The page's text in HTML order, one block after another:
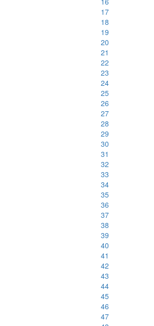
17
18
19
20
21
22
23
24
25
26
27
28
29
30
31
32
33
34
35
36
37
38
39
40
41
42
43
44
45
46
47